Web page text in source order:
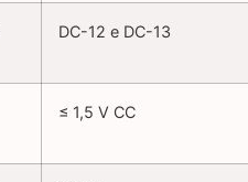
DC-12 e DC-13
≤ 1,5 V CC